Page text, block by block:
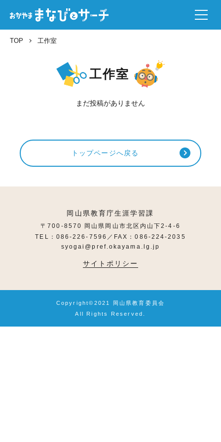
TOP 工作室
工作室
まだ投稿がありません
トップページへ戻る
岡山県教育庁生涯学習課
〒700-8570 岡山県岡山市北区内山下2-4-6
TEL：086-226-7596／FAX：086-224-2035
syogai@pref.okayama.lg.jp
サイトポリシー
Copyright©2021 岡山県教育委員会
All Rights Reserved.